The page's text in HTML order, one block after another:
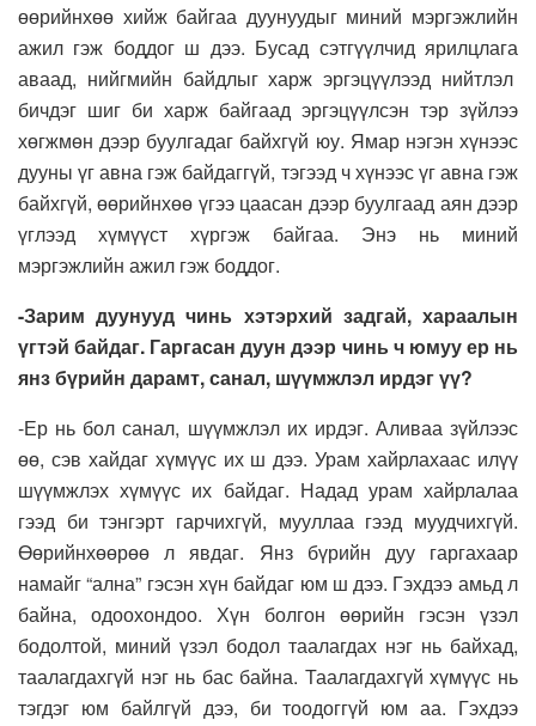
өөрийнхөө хийж байгаа дуунуудыг миний мэргэжлийн
ажил гэж боддог ш дээ. Бусад сэтгүүлчид ярилцлага
аваад, нийгмийн байдлыг харж эргэцүүлээд нийтлэл
бичдэг шиг би харж байгаад эргэцүүлсэн тэр зүйлээ
хөгжмөн дээр буулгадаг байхгүй юу. Ямар нэгэн хүнээс
дууны үг авна гэж байдаггүй, тэгээд ч хүнээс үг авна гэж
байхгүй, өөрийнхөө үгээ цаасан дээр буулгаад аян дээр
үглээд хүмүүст хүргэж байгаа. Энэ нь миний
мэргэжлийн ажил гэж боддог.
-Зарим дуунууд чинь хэтэрхий задгай, хараалын
үгтэй байдаг. Гаргасан дуун дээр чинь ч юмуу ер нь
янз бүрийн дарамт, санал, шүүмжлэл ирдэг үү?
-Ер нь бол санал, шүүмжлэл их ирдэг. Аливаа зүйлээс
өө, сэв хайдаг хүмүүс их ш дээ. Урам хайрлахаас илүү
шүүмжлэх хүмүүс их байдаг. Надад урам хайрлалаа
гээд би тэнгэрт гарчихгүй, мууллаа гээд муудчихгүй.
Өөрийнхөөрөө л явдаг. Янз бүрийн дуу гаргахаар
намайг “ална” гэсэн хүн байдаг юм ш дээ. Гэхдээ амьд л
байна, одоохондоо. Хүн болгон өөрийн гэсэн үзэл
бодолтой, миний үзэл бодол таалагдах нэг нь байхад,
таалагдахгүй нэг нь бас байна. Таалагдахгүй хүмүүс нь
тэгдэг юм байлгүй дээ, би тоодоггүй юм аа. Гэхдээ